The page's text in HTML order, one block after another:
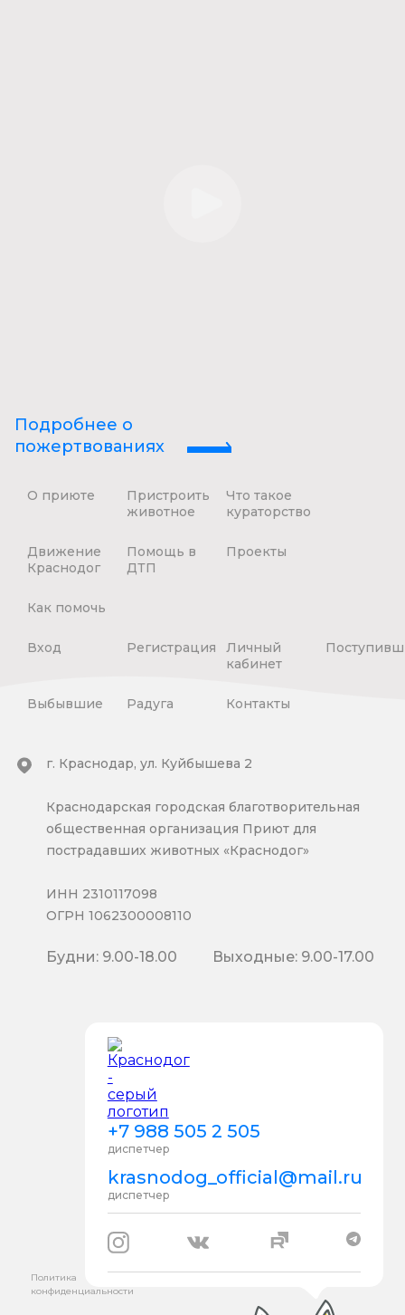
Подробнее о
пожертвованиях
О приюте
Пристроить
животное
Что такое
кураторство
Движение
Краснодог
Помощь в
ДТП
Проекты
Как помочь
Вход Регистрация
Личный
кабинет
Выбывшие Радуга Контакты
+7 988 505 2 505
диспетчер
krasnodog_official@mail.ru
диспетчер
г. Краснодар, ул. Куйбышева 2
Краснодарская городская благотворительная
общественная организация Приют для
пострадавших животных «Краснодог»
ИНН 2310117098
ОГРН 1062300008110
Будни: 9.00-18.00 Выходные: 9.00-17.00
Политика
конфиденциальности